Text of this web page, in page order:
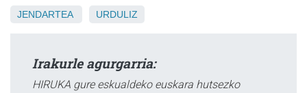
JENDARTEA URDULIZ
Irakurle agurgarria:
HIRUKA gure eskualdeko euskara hutsezko